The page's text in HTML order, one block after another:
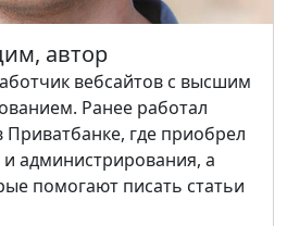
автор
вебсайтов с высшим
Ранее работал
где приобрел
администрирования, а
помогают писать статьи